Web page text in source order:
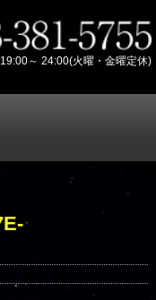
～ 24:00(火曜・金曜定休)